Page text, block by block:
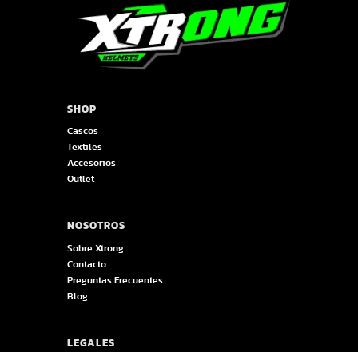
SHOP
Cascos
Textiles
Accesorios
Outlet
NOSOTROS
Sobre Xtrong
Contacto
Preguntas Frecuentes
Blog
LEGALES